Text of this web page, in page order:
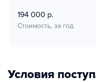
194 000 р.
Стоимость, за год
Условия